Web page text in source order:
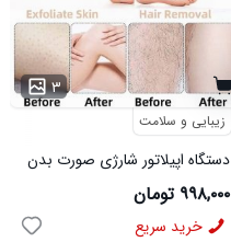
۳
زیبایی و سلامت
دستگاه اپیلاتور شارژی صورت بدن
۹۹۸,۰۰۰ تومان
خرید سریع